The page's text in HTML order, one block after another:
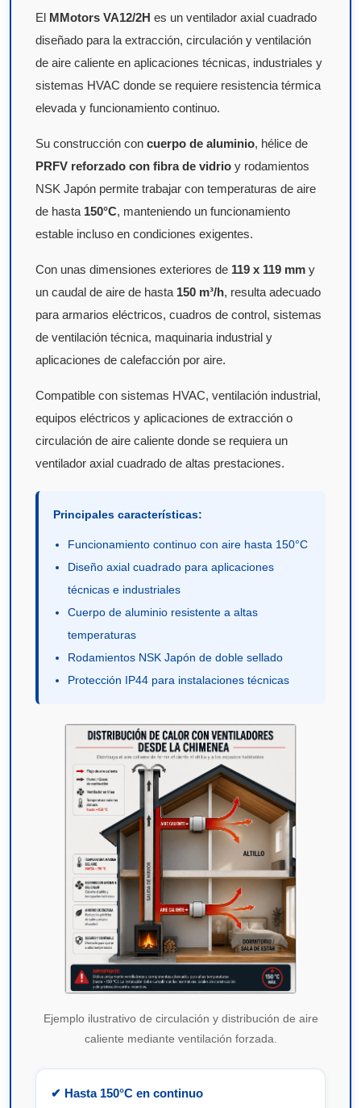
El MMotors VA12/2H es un ventilador axial cuadrado
diseñado para la extracción, circulación y ventilación
de aire caliente en aplicaciones técnicas, industriales y
sistemas HVAC donde se requiere resistencia térmica
elevada y funcionamiento continuo.
Su construcción con cuerpo de aluminio, hélice de
PRFV reforzado con fibra de vidrio y rodamientos
NSK Japón permite trabajar con temperaturas de aire
de hasta 150°C, manteniendo un funcionamiento
estable incluso en condiciones exigentes.
Con unas dimensiones exteriores de 119 x 119 mm y
un caudal de aire de hasta 150 m³/h, resulta adecuado
para armarios eléctricos, cuadros de control, sistemas
de ventilación técnica, maquinaria industrial y
aplicaciones de calefacción por aire.
Compatible con sistemas HVAC, ventilación industrial,
equipos eléctricos y aplicaciones de extracción o
circulación de aire caliente donde se requiera un
ventilador axial cuadrado de altas prestaciones.
Principales características:
Funcionamiento continuo con aire hasta 150°C
Diseño axial cuadrado para aplicaciones
técnicas e industriales
Cuerpo de aluminio resistente a altas
temperaturas
Rodamientos NSK Japón de doble sellado
Protección IP44 para instalaciones técnicas
Ejemplo ilustrativo de circulación y distribución de aire
caliente mediante ventilación forzada.
✔ Hasta 150°C en continuo